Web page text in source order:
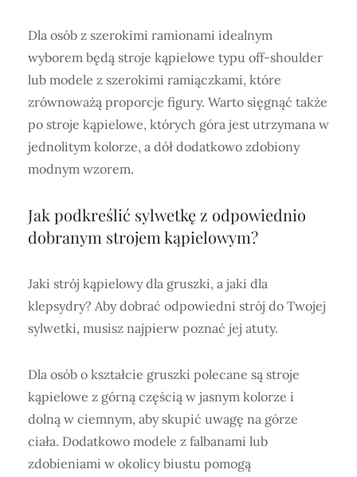
Dla osób z szerokimi ramionami idealnym
wyborem będą stroje kąpielowe typu off-shoulder
lub modele z szerokimi ramiączkami, które
zrównoważą proporcje figury. Warto sięgnąć także
po stroje kąpielowe, których góra jest utrzymana w
jednolitym kolorze, a dół dodatkowo zdobiony
modnym wzorem.
Jak podkreślić sylwetkę z odpowiednio
dobranym strojem kąpielowym?
Jaki strój kąpielowy dla gruszki, a jaki dla
klepsydry? Aby dobrać odpowiedni strój do Twojej
sylwetki, musisz najpierw poznać jej atuty.
Dla osób o kształcie gruszki polecane są stroje
kąpielowe z górną częścią w jasnym kolorze i
dolną w ciemnym, aby skupić uwagę na górze
ciała. Dodatkowo modele z falbanami lub
zdobieniami w okolicy biustu pomogą